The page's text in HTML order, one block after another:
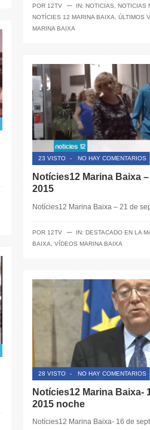
POR 12TV ─ IN: NOTICIAS NOTICIAS
NOTÍCIES 12 MARINA BAIXA
ÚLTIMOS
MARINA BAIXA
23 VISTO - NO HAY COMENTARIOS
Notícies12 Marina Baixa
2015
Notícies12 Marina Baixa – 21 de
POR 12TV ─ IN: DESTACADO EN LA
BAIXA
VÍDEOS MARINA BAIXA
28 VISTO - NO HAY COMENTARIOS
Notícies12 Marina Baixa-
2015 noche
Notícies12 Marina Baixa- 16 de